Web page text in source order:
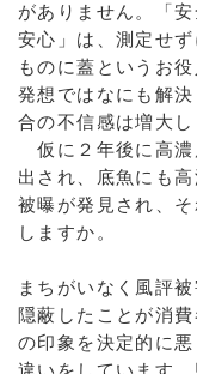
がありません。「安
安心」は、測定せ
ものに蓋というお役
発想ではなにも解
合の不信感は増大し
仮に２年後に高濃
出され、底魚にも高
被曝が発見され、
しますか。
まちがいなく風評
隠蔽したことが消費
の印象を決定的に
違いをしています。